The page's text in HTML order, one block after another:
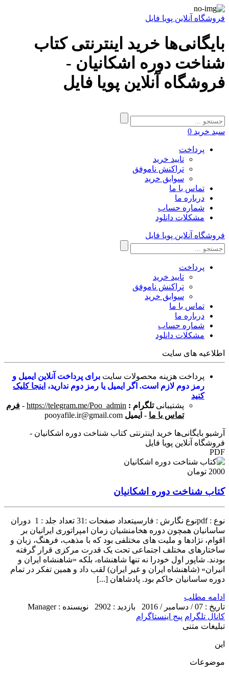
فروشگاه آنلاین پویا فایل
بایگانی‌ها خرید اینترنتی کتاب
شناخت دوره اشکانیان -
فروشگاه آنلاین پویا فایل
سبد خرید 0
پرداخت
تایید خرید
تراکنش ناموفق
سوابق خرید
تماس با ما
درباره ما
شماره حساب
مشکلات دانلود
فروشگاه آنلاین پویا فایل
پرداخت
تایید خرید
تراکنش ناموفق
سوابق خرید
تماس با ما
درباره ما
شماره حساب
مشکلات دانلود
اطلاعیه های سایت
پرداخت هزینه محصولات سایت برای پرداخت آنلاین ایمیل و
رمز دوم لازم است. اگر ایمیل یا رمز دوم ندارید، اینجا کلیک
کنید
پشتیبانی تلگرام : https://telegram.me/Poo_admin
- فرم
تماس با ما - ایمیل pooyafile.ir@gmail.com
آرشیو بایگانی‌ها خرید اینترنتی کتاب شناخت دوره اشکانیان -
فروشگاه آنلاین پویا فایل
PDF
2000 تومان
کتاب شناخت دوره اشکانیان
نوع : pdfنوع نگارش : فارسیتعداد صفحات :31 تعداد جلد : 1 دوران
ساسانیان همچون دوره هخامنشیان زمان امپراتوری ایرانیان بر
اقوام، نژادها و ملیت های مختلفی بود که با مذهب، فرهنگ، زبان و
ساختارهای مختلف اجتماعی تحت یک قدرت مرکزی قرار گرفته
بودند. شاپور اول خودرا نه تنها شاهنشاه، بلکه «شاهنشاه ایران و
انیران» (شاهنشاه ایران و غیر ایران) لقب داد و همین تفکر در تمام
دوره ساسانیان حاکم بود. پادشاهان [...]
ادامه مطلب
تاریخ : 07 / دسامبر / 2016
بازدید : 2902
نویسنده : Manager
کانال تلگرام پیج اینستاگرام
تبلیغات متنی
این
موضوعات